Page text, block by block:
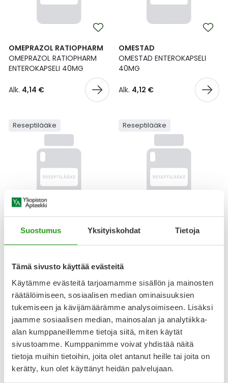
Suostumus Yksityiskohdat Tietoja
Tämä sivusto käyttää evästeitä
Käytämme evästeitä tarjoamamme sisällön ja mainosten
räätälöimiseen, sosiaalisen median ominaisuuksien
tukemiseen ja kävijämäärämme analysoimiseen. Lisäksi
jaamme sosiaalisen median, mainosalan ja analytiikka-
alan kumppaneillemme tietoja siitä, miten käytät
sivustoamme. Kumppanimme voivat yhdistää näitä
tietoja muihin tietoihin, joita olet antanut heille tai joita on
kerätty, kun olet käyttänyt heidän palvelujaan.
OMEPRAZOL RATIOPHARM
OMEPRAZOL RATIOPHARM
ENTEROKAPSELI 40MG
Alk. 4,14 €
OMESTAD
OMESTAD ENTEROKAPSELI
40MG
Alk. 4,12 €
Reseptilääke
PARIET
Alk. 7,80 €
Reseptilääke
ESOMEPRAZOL ACTAVIS
Alk.
Reseptilääke Reseptilääke